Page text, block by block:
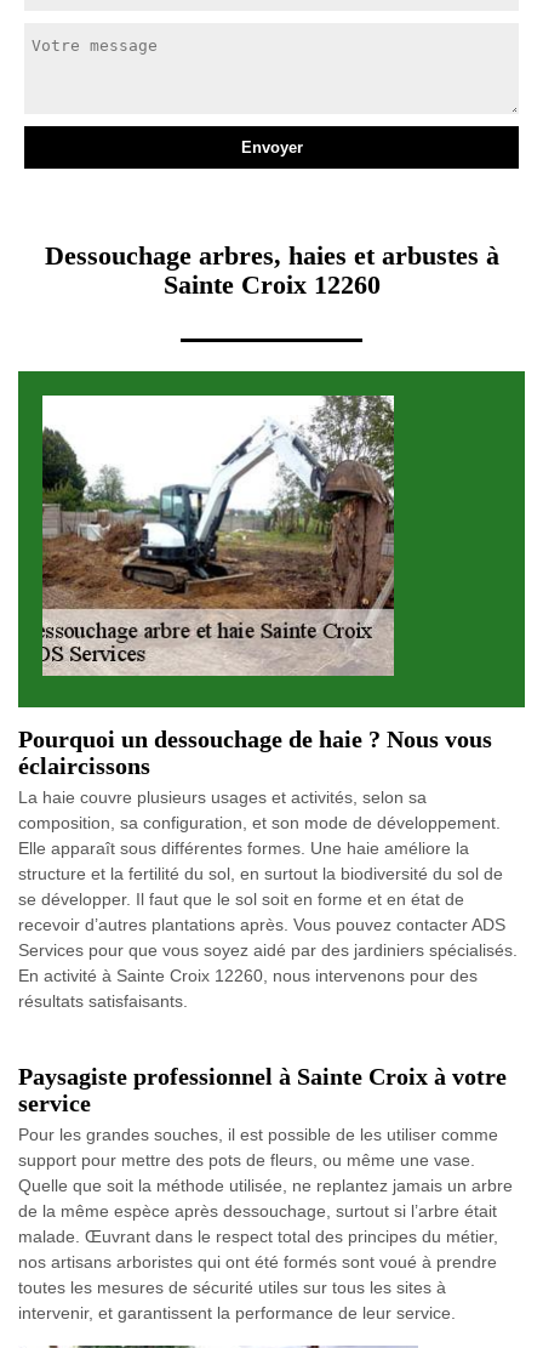
Dessouchage arbres, haies et arbustes à
Sainte Croix 12260
Pourquoi un dessouchage de haie ? Nous vous
éclaircissons
La haie couvre plusieurs usages et activités, selon sa
composition, sa configuration, et son mode de développement.
Elle apparaît sous différentes formes. Une haie améliore la
structure et la fertilité du sol, en surtout la biodiversité du sol de
se développer. Il faut que le sol soit en forme et en état de
recevoir d’autres plantations après. Vous pouvez contacter ADS
Services pour que vous soyez aidé par des jardiniers spécialisés.
En activité à Sainte Croix 12260, nous intervenons pour des
résultats satisfaisants.
Paysagiste professionnel à Sainte Croix à votre
service
Pour les grandes souches, il est possible de les utiliser comme
support pour mettre des pots de fleurs, ou même une vase.
Quelle que soit la méthode utilisée, ne replantez jamais un arbre
de la même espèce après dessouchage, surtout si l’arbre était
malade. Œuvrant dans le respect total des principes du métier,
nos artisans arboristes qui ont été formés sont voué à prendre
toutes les mesures de sécurité utiles sur tous les sites à
intervenir, et garantissent la performance de leur service.